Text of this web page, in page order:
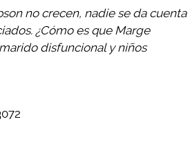
no crecen, nadie se da cuenta
¿Cómo es que Marge
disfuncional y niños